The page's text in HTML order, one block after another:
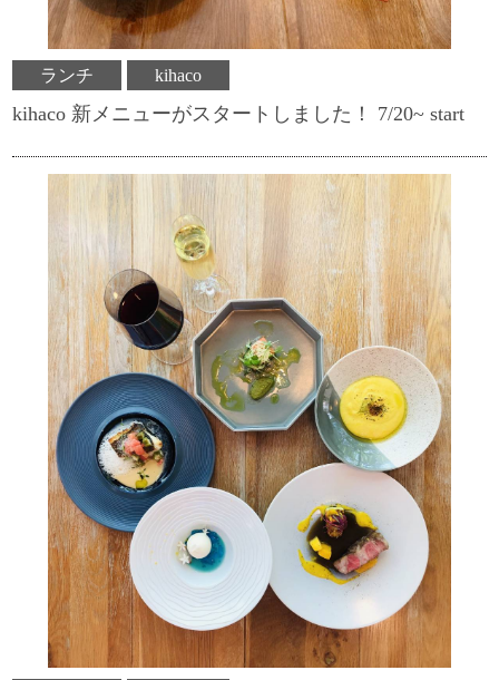
ランチ kihaco
kihaco 新メニューがスタートしました！ 7/20~ start